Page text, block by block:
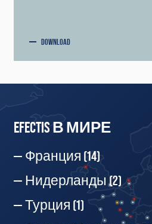
DOWNLOAD
EFECTIS В МИРЕ
Франция (14)
Нидерланды(2)
Турция (1)